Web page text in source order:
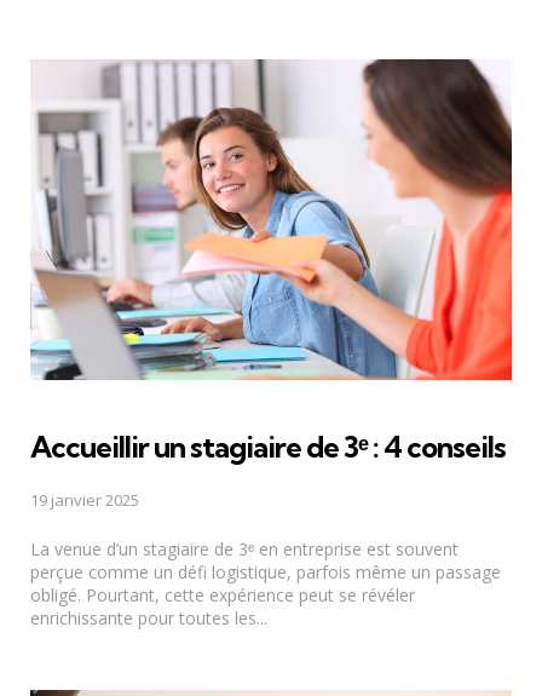
Accueillir un stagiaire de 3ᵉ : 4 conseils
19 janvier 2025
La venue d’un stagiaire de 3ᵉ en entreprise est souvent
perçue comme un défi logistique, parfois même un passage
obligé. Pourtant, cette expérience peut se révéler
enrichissante pour toutes les...